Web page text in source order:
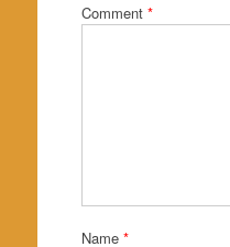
Comment *
Name *